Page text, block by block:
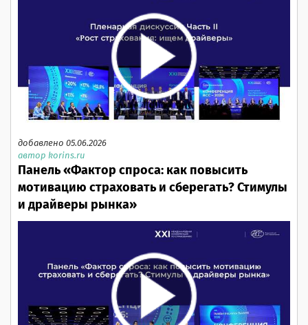
добавлено 05.06.2026
автор korins.ru
Панель «Фактор спроса: как повысить
мотивацию страховать и сберегать? Стимулы
и драйверы рынка»